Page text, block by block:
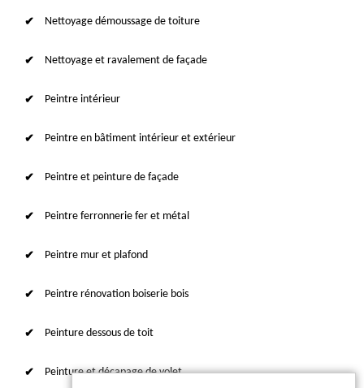
Nettoyage démoussage de toiture
Nettoyage et ravalement de façade
Peintre intérieur
Peintre en bâtiment intérieur et extérieur
Peintre et peinture de façade
Peintre ferronnerie fer et métal
Peintre mur et plafond
Peintre rénovation boiserie bois
Peinture dessous de toit
Peinture et décapage de volet